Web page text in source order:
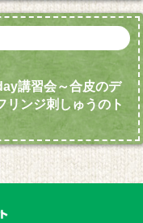
講習会～合皮のデ
リンジ刺しゅうのト